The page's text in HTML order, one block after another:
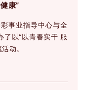
康”
事业指导中心与全
了以“以青春实干 服
动。